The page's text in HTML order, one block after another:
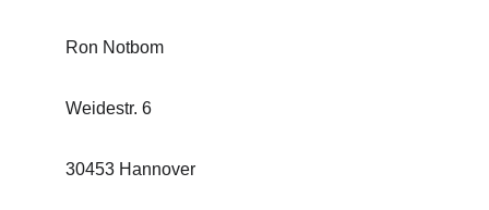
Ron Notbom
Weidestr. 6
30453 Hannover